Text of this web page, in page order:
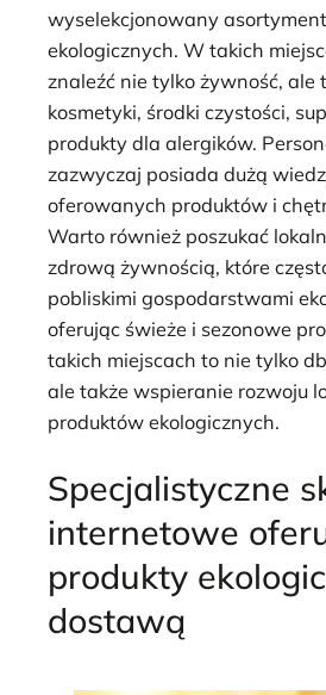
wyselekcjonowany
ekologicznych. W takich
znaleźć nie tylko żywność, ale
kosmetyki, środki czystości,
produkty dla alergików.
zazwyczaj posiada dużą
oferowanych produktów i
Warto również poszukać
zdrową żywnością, które
pobliskimi gospodarstwami
oferując świeże i sezonowe
takich miejscach to nie tylko
ale także wspieranie rozwoju
produktów ekologicznych.
Specjalistyczne
internetowe
produkty
dostawą